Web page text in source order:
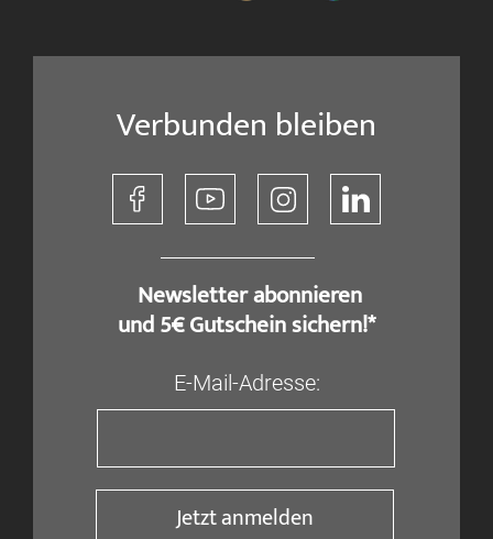
Verbunden bleiben
​ Newsletter abonnieren
und 5€ Gutschein sichern!*
E-Mail-Adresse:
Jetzt anmelden